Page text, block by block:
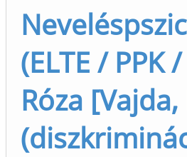
(ELTE / PPK
Róza [Vajda,